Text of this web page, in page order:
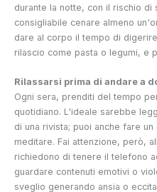
durante la notte, con il rischio di
consigliabile cenare almeno
dare al corpo il tempo di
rilascio come pasta o legumi, e
Rilassarsi prima di andare a
Ogni sera, prenditi del tempo
quotidiano. L'ideale sarebbe
di una rivista; puoi anche fare
meditare. Fai attenzione, però,
richiedono di tenere il telefono
guardare contenuti emotivi o
sveglio generando ansia o